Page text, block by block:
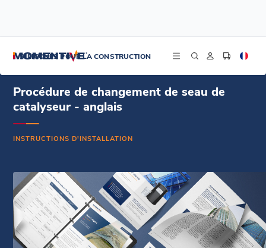
SILICONES POUR LA CONSTRUCTION
Procédure de changement de seau de catalyseur - anglais
Procédure de changement de seau de
catalyseur - anglais
INSTRUCTIONS D'INSTALLATION